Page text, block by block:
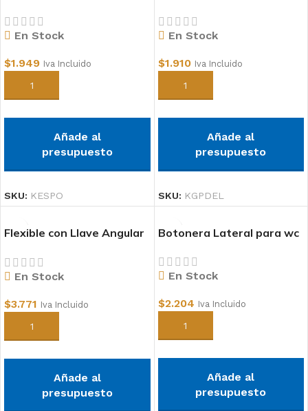
En Stock
$1.949 Iva Incluido
Añadir al carrito
Añade al
presupuesto
SKU: KESPO
En Stock
$1.910 Iva Incluido
Añadir al carrito
Añade al
presupuesto
SKU: KGPDEL
Flexible con Llave Angular
En Stock
$3.771 Iva Incluido
Añadir al carrito
Añade al
presupuesto
Botonera Lateral para wc
En Stock
$2.204 Iva Incluido
Añadir al carrito
Añade al
presupuesto